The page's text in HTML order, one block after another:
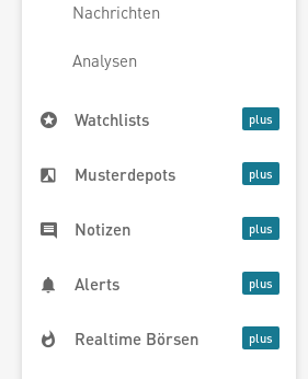
Nachrichten
Analysen
Watchlists
Musterdepots
Notizen
Alerts
Realtime Börsen